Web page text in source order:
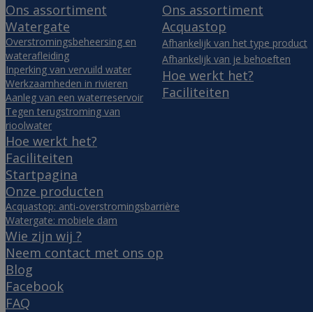
Ons assortiment
Watergate
Overstromingsbeheersing en
waterafleiding
Inperking van vervuild water
Werkzaamheden in rivieren
Aanleg van een waterreservoir
Tegen terugstroming van
rioolwater
Hoe werkt het?
Faciliteiten
Ons assortiment
Acquastop
Afhankelijk van het type product
Afhankelijk van je behoeften
Hoe werkt het?
Faciliteiten
Startpagina
Onze producten
Acquastop: anti-overstromingsbarrière
Watergate: mobiele dam
Wie zijn wij ?
Neem contact met ons op
Blog
Facebook
FAQ